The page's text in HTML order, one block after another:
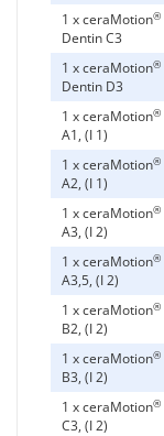
1 x ceraMotion®
Dentin C3
1 x ceraMotion®
Dentin D3
1 x ceraMotion®
A1, (I 1)
1 x ceraMotion®
A2, (I 1)
1 x ceraMotion®
A3, (I 2)
1 x ceraMotion®
A3,5, (I 2)
1 x ceraMotion®
B2, (I 2)
1 x ceraMotion®
B3, (I 2)
1 x ceraMotion®
C3, (I 2)